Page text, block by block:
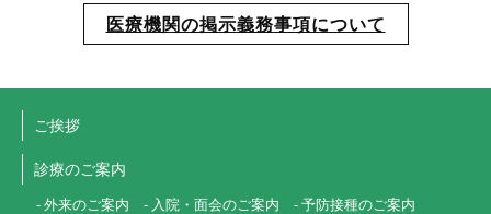
医療機関の掲示義務事項について
ご挨拶
診療のご案内
外来のご案内 入院・面会のご案内
予防接種のご案内